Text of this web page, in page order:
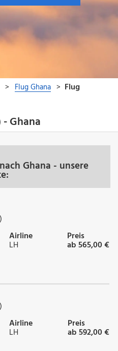
Ghana
Ghana - unsere
Airline
LH
Preis
ab 565,00 €
Airline
LH
Preis
ab 592,00 €